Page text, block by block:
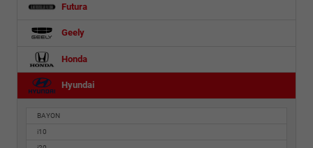
Futura
Geely
Honda
Hyundai
BAYON
i10